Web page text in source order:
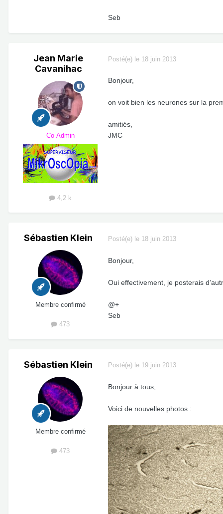
Seb
Jean Marie
Cavanihac
Co-Admin
4,2 k
Posté(e) le 18 juin 2013
Bonjour,
on voit bien les neurones sur la
amitiés,
JMC
Sébastien Klein
Membre confirmé
473
Posté(e) le 18 juin 2013
Bonjour,
Oui effectivement, je posterais
@+
Seb
Sébastien Klein
Membre confirmé
473
Posté(e) le 19 juin 2013
Bonjour à tous,
Voici de nouvelles photos :